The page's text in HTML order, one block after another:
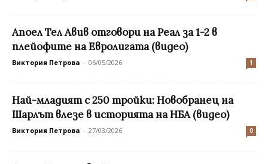
Апоел Тел Авив отговори на Реал за 1-2 в
плейофите на Евролигата (видео)
Виктория Петрова - 06/05/2026 1
Най-младият с 250 тройки: Новобранец на
Шарлът влезе в историята на НБА (видео)
Виктория Петрова - 27/03/2026 0